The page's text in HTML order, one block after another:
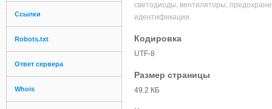
Ссылки
Robots.txt
Ответ сервера
Whois
светодиоды, вентиляторы,
идентификации.
Кодировка
UTF-8
Размер страницы
49.2 КБ